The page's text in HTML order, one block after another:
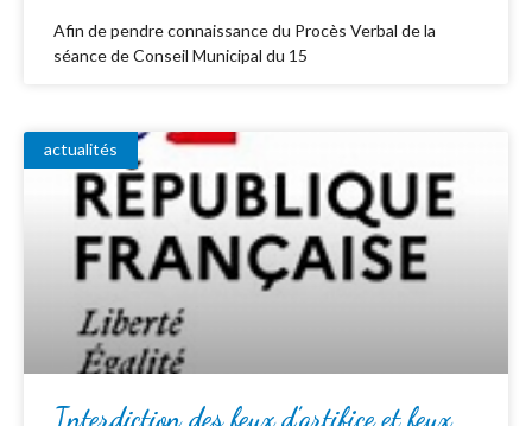
Afin de pendre connaissance du Procès Verbal de la
séance de Conseil Municipal du 15
actualités
Interdiction des feux d’artifice et feux